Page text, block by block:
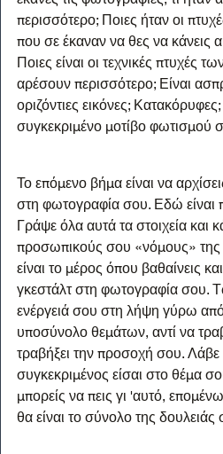
περισσότερο; Ποιες ήταν οι
που σε έκαναν να θες να κάνεις
Ποιες είναι οι τεχνικές πτυχές
αρέσουν περισσότερο; Είναι
οριζόντιες εικόνες;
συγκεκριμένο μοτίβο φωτισμού
Το επόμενο βήμα είναι να
στη φωτογραφία σου. Εδώ είναι
Γράψε όλα αυτά τα στοιχεία και
προσωπικούς σου «νόμους»
είναι το μέρος όπου βαθαίνεις
γκεστάλτ στη φωτογραφία σου.
ενέργειά σου στη λήψη γύρω
υποσύνολο θεμάτων, αντί να
τραβήξει την προσοχή σου.
συγκεκριμένος είσαι στο θέμα
μπορείς να πεις γι 'αυτό,
θα είναι το σύνολο της δουλειάς